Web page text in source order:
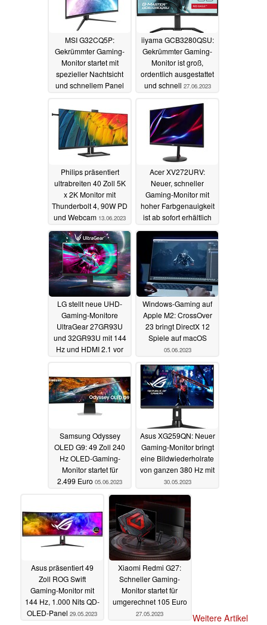
MSI G32CQ5P:
Gekrümmter Gaming-
Monitor startet mit
spezieller Nachtsicht
und schnellem Panel
iiyama GCB3280QSU:
Gekrümmter Gaming-
Monitor ist groß,
ordentlich ausgestattet
und schnell 27.06.2023
Philips präsentiert
ultrabreiten 40 Zoll 5K
x 2K Monitor mit
Thunderbolt 4, 90W PD
und Webcam 13.06.2023
Acer XV272URV:
Neuer, schneller
Gaming-Monitor mit
hoher Farbgenauigkeit
ist ab sofort erhältlich
05.06.2023
LG stellt neue UHD-
Gaming-Monitore
UltraGear 27GR93U
und 32GR93U mit 144
Hz und HDMI 2.1 vor
Windows-Gaming auf
Apple M2: CrossOver
23 bringt DirectX 12
Spiele auf macOS
05.06.2023
Samsung Odyssey
OLED G9: 49 Zoll 240
Hz OLED-Gaming-
Monitor startet für
2.499 Euro 05.06.2023
Asus XG259QN: Neuer
Gaming-Monitor bringt
eine Bildwiederholrate
von ganzen 380 Hz mit
30.05.2023
Asus präsentiert 49
Zoll ROG Swift
Gaming-Monitor mit
144 Hz, 1.000 Nits QD-
OLED-Panel 29.05.2023
Xiaomi Redmi G27:
Schneller Gaming-
Monitor startet für
umgerechnet 105 Euro
27.05.2023
Weitere Artikel